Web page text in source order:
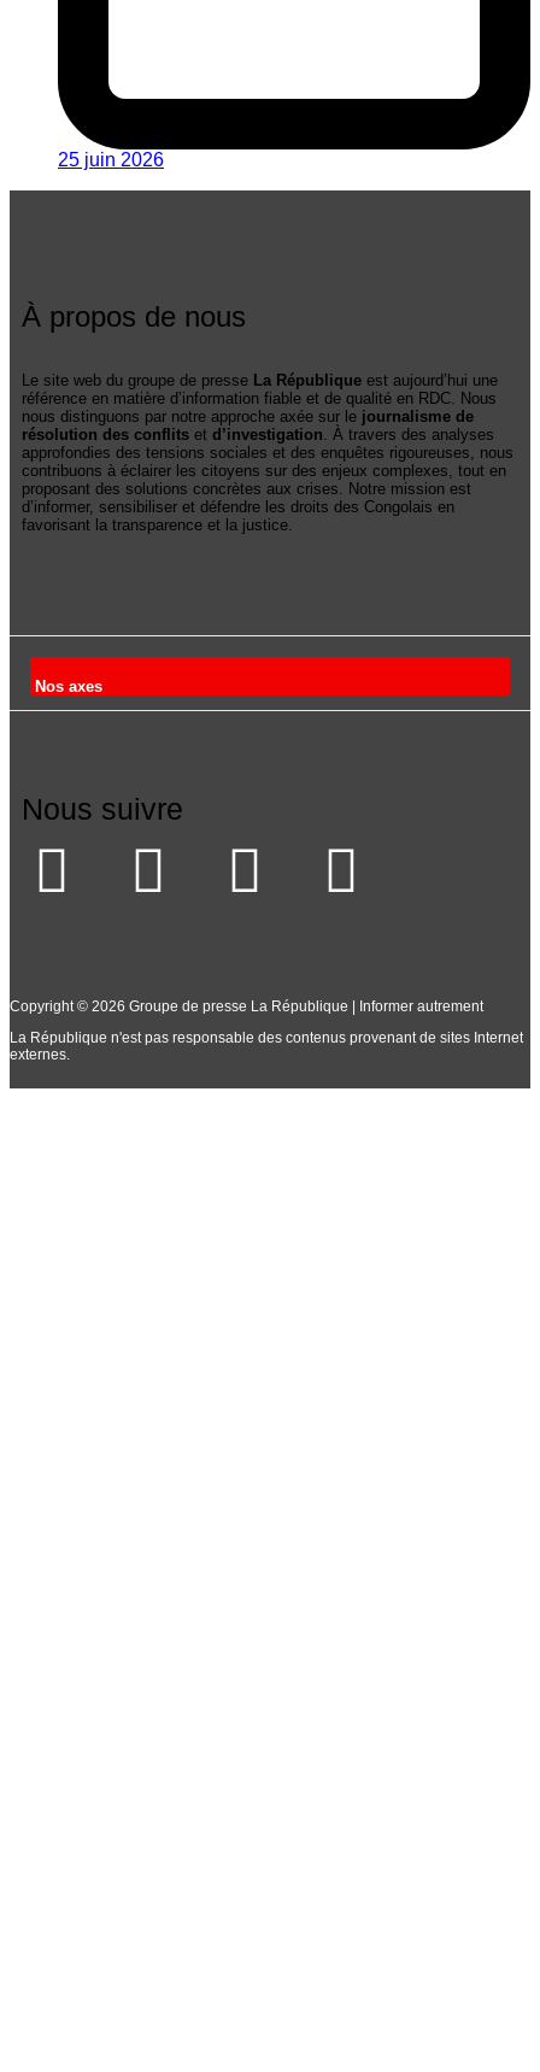
25 juin 2026
À propos de nous
Le site web du groupe de presse La République est aujourd’hui une
référence en matière d’information fiable et de qualité en RDC. Nous
nous distinguons par notre approche axée sur le journalisme de
résolution des conflits et d’investigation. À travers des analyses
approfondies des tensions sociales et des enquêtes rigoureuses, nous
contribuons à éclairer les citoyens sur des enjeux complexes, tout en
proposant des solutions concrètes aux crises. Notre mission est
d’informer, sensibiliser et défendre les droits des Congolais en
favorisant la transparence et la justice.
Nos axes
Nous suivre
Copyright © 2026 Groupe de presse La République | Informer autrement
La République n'est pas responsable des contenus provenant de sites Internet
externes.